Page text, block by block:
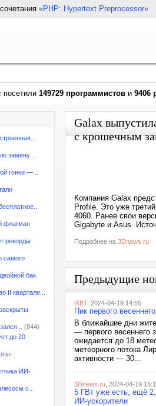
«PHP: Hypertext Preprocessor»
посетили 149729 программистов и 9406
замену...
гонки —...
флагман
рекорды
самого
бак
II квартале...
(844)
до 20
ИИ-
с...
Galax
с крошечным
Компания Galax
Profile. Это уже
4060. Ранее свои
Gigabyte и Asus.
Подробнее на 3Dnews.ru
Предыдущие
iXBT, 2024-04-19 14:55
Пик первого
В ближайшие дни
— первого весеннего
ожидается до 18
метеорного потока
активности — 30...
3Dnews.ru , 2024-04-19
5 ГВт уже есть, ещё
ИИ-ускорители